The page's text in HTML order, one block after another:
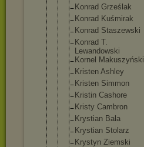
Konrad Grześlak
Konrad Kuśmirak
Konrad Staszewski
Konrad T.
Lewandowski
Kornel Makuszyński
Kristen Ashley
Kristen Simmon
Kristin Cashore
Kristy Cambron
Krystian Bala
Krystian Stolarz
Krystyn Ziemski